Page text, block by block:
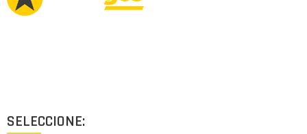
SELECCIONE: